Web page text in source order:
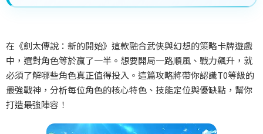
在《劍太傳說：新的開始》這款融合武俠與幻想的策略卡牌遊戲
中，選對角色等於贏了一半。想要開局一路順風、戰力飆升，就
必須了解哪些角色真正值得投入。這篇攻略將帶你認識T0等級的
最強戰神，分析每位角色的核心特色、技能定位與優缺點，幫你
打造最強陣容！